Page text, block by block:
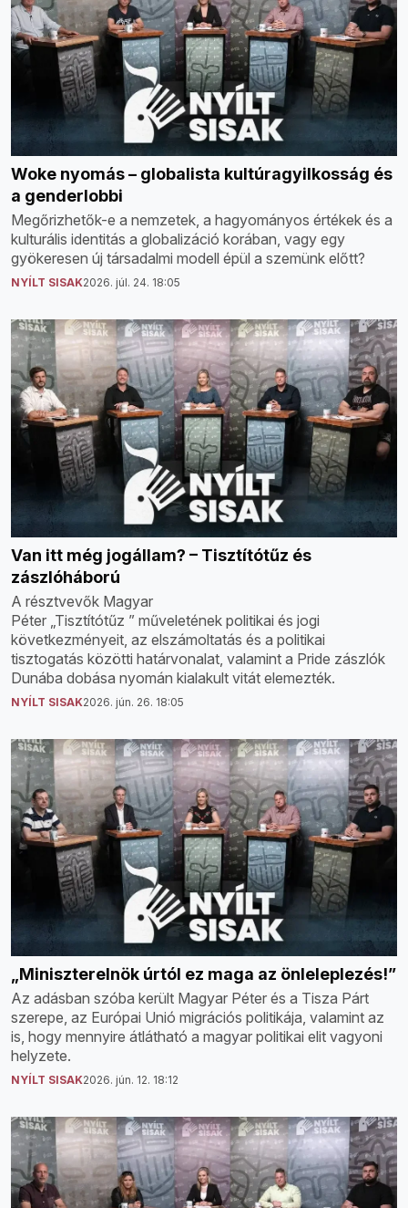
Woke nyomás – globalista kultúragyilkosság és
a genderlobbi
Megőrizhetők-e a nemzetek, a hagyományos értékek és a
kulturális identitás a globalizáció korában, vagy egy
gyökeresen új társadalmi modell épül a szemünk előtt?
NYÍLT SISAK2026. júl. 24. 18:05
Van itt még jogállam? – Tisztítótűz és
zászlóháború
A résztvevők Magyar
Péter „Tisztítótűz ” műveletének politikai és jogi
következményeit, az elszámoltatás és a politikai
tisztogatás közötti határvonalat, valamint a Pride zászlók
Dunába dobása nyomán kialakult vitát elemezték.
NYÍLT SISAK2026. jún. 26. 18:05
„Miniszterelnök úrtól ez maga az önleleplezés!”
Az adásban szóba került Magyar Péter és a Tisza Párt
szerepe, az Európai Unió migrációs politikája, valamint az
is, hogy mennyire átlátható a magyar politikai elit vagyoni
helyzete.
NYÍLT SISAK2026. jún. 12. 18:12